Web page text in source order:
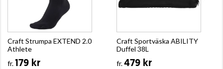
Craft Strumpa EXTEND 2.0
Athlete
fr.179 kr
Craft Sportväska ABILITY
Duffel 38L
fr.479 kr